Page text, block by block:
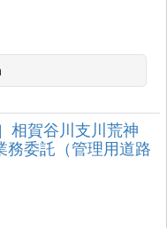
相賀谷川支川荒神
務委託（管理用道路